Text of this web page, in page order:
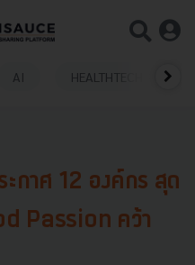
AI HEALTHTECH
กาศ 12 องค์กร สุด
Passion คว้า